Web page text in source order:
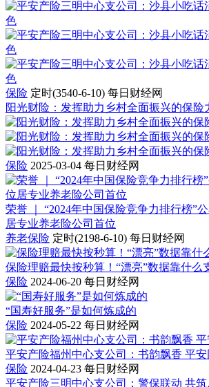
保险 定时(3540-6-10) 每日财经网
阳光财险：发挥助力乡村全面振兴的保险
保险 2025-03-04 每日财经网
荣誉 ｜ “2024年中国保险竞争力排行榜”
居专业养老险公司首位
养老保险 定时(2198-6-10) 每日财经网
保险理赔最快按秒算！“漂亮”数据靠什么
保险 2024-06-20 每日财经网
“国寿好服务”是如何炼成的
保险 2024-05-22 每日财经网
平安产险福州中心支公司：书韵飘香 平
保险 2024-04-23 每日财经网
平安产险三明中心支公司：警保联动 共筑